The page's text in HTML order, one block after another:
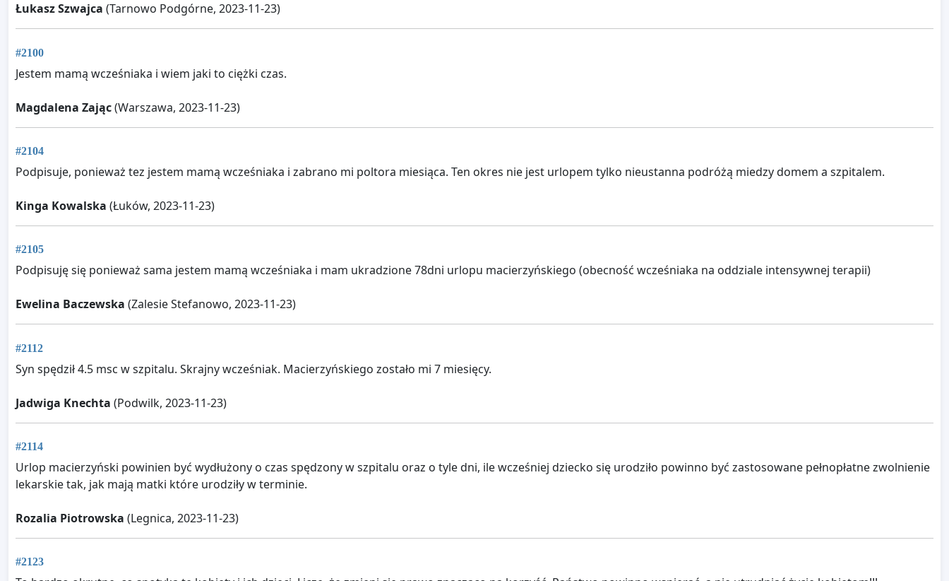
Łukasz Szwajca (Tarnowo Podgórne, 2023-11-23)
#2100
Jestem mamą wcześniaka i wiem jaki to ciężki czas.
Magdalena Zając(Warszawa, 2023-11-23)
#2104
Podpisuje, ponieważ tez jestem mamą wcześniaka i zabrano mi poltora miesiąca. Ten okres nie jest urlopem tylko nieustanna podróżą miedzy domem a szpitalem.
Kinga Kowalska (Łuków, 2023-11-23)
#2105
Podpisuję się ponieważ sama jestem mamą wcześniaka i mam ukradzione 78dni urlopu macierzyńskiego (obecność wcześniaka na oddziale intensywnej terapii)
Ewelina Baczewska (Zalesie Stefanowo, 2023-11-23)
#2112
Syn spędził 4.5 msc w szpitalu. Skrajny wcześniak. Macierzyńskiego zostało mi 7 miesięcy.
Jadwiga Knechta (Podwilk, 2023-11-23)
#2114
Urlop macierzyński powinien być wydłużony o czas spędzony w szpitalu oraz o tyle dni, ile wcześniej dziecko się urodziło powinno być zastosowane pełnopłatne zwolnienie
lekarskie tak, jak mają matki które urodziły w terminie.
Rozalia Piotrowska (Legnica, 2023-11-23)
#2123